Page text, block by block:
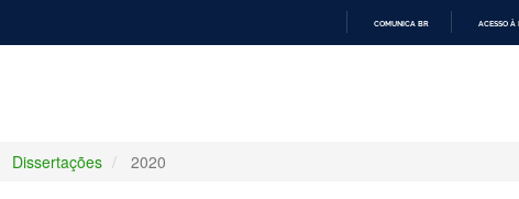
COMUNICA BR ACESSO À
Dissertações 2020